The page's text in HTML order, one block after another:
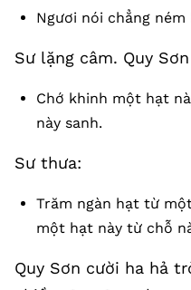
Ngươi nói chẳng
Sư lặng câm. Quy
Chớ khinh một hạt
này sanh.
Sư thưa:
Trăm ngàn hạt từ
một hạt này từ chỗ
Quy Sơn cười ha hả